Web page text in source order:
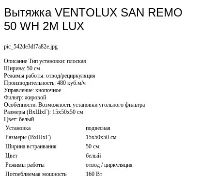
Вытяжка VENTOLUX SAN REMO
50 WH 2M LUX
pic_542de3df7a82e.jpg
Описание Тип установки: плоская
Ширина: 50 см
Режимы работы: отвод/рециркуляция
Производительность: 480 куб.м/ч
Управление: кнопочное
Фильтр: жировой
Особенности: Возможность установки угольного фильтра
Размеры (ВхШхГ): 15х50х50 см
Цвет: белый
Установка
подвесная
Размеры (ВхШхГ)
15х50х50 см
Ширина встраивания
50 см
Цвет
белый
Режимы работы
отвод / циркуляция
Потребляемая мощность
160 Вт